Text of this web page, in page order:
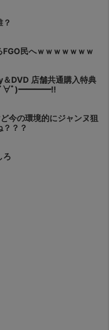
？
FGO民へｗｗｗｗｗｗｗ
＆DVD 店舗共通購入特典
ﾟ∀ﾟ)━━━━!!
今の環境的にジャンヌ狙
？？
ろ